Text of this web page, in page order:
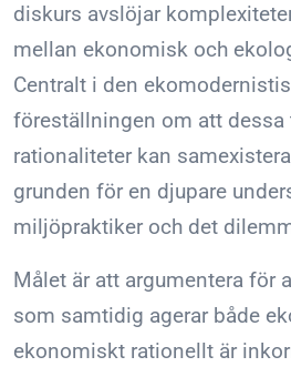
diskurs avslöjar
mellan ekonomisk och
Centralt i den
föreställningen om att dessa
rationaliteter kan
grunden för en djupare
miljöpraktiker och det
Målet är att argumentera för
som samtidig agerar både
ekonomiskt rationellt är